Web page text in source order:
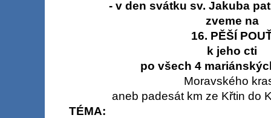
- v den svátku sv. Jakuba
zveme na
16. PĚŠÍ
k jeho cti
po všech 4
Moravského
aneb padesát km ze Křtin do
TÉMA: